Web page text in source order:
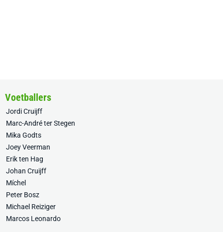
Voetballers
Jordi Cruijff
Marc-André ter Stegen
Mika Godts
Joey Veerman
Erik ten Hag
Johan Cruijff
Míchel
Peter Bosz
Michael Reiziger
Marcos Leonardo